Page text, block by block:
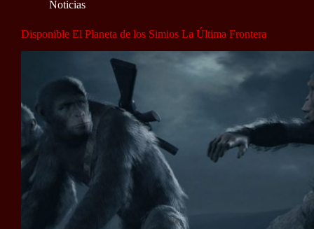
Noticias
Disponible El Planeta de los Simios La Última Frontera